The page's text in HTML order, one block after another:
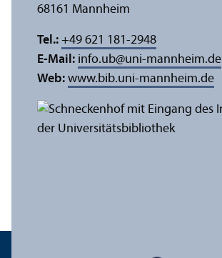
68161 Mannheim
Tel.: +49 621 181-2948
E-Mail: info.ub@uni-mannheim.de
Web: www.bib.uni-mannheim.de